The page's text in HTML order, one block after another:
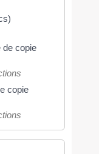
de copie
copie